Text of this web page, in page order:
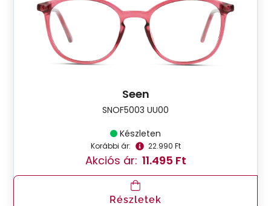
Seen
SNOF5003 UU00
Készleten
Korábbi ár: 22.990 Ft
Akciós ár: 11.495 Ft
Részletek